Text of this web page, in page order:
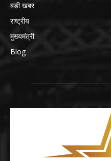
बड़ी खबर
राष्ट्रीय
मुख्यमंत्री
Blog